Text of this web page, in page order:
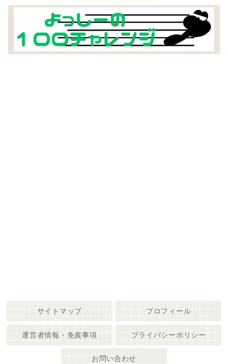
サイトマップ プロフィール
運営者情報・免責事項 プライバシーポリシー
お問い合わせ